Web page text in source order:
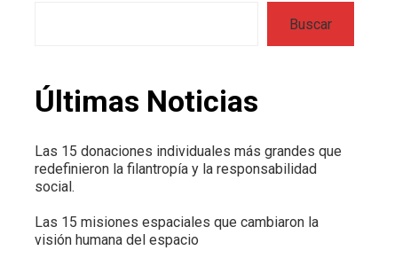
Buscar
Últimas Noticias
Las 15 donaciones individuales más grandes que
redefinieron la filantropía y la responsabilidad
social.
Las 15 misiones espaciales que cambiaron la
visión humana del espacio